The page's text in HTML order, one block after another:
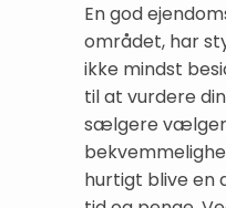
En god
området, har
ikke mindst
til at vurdere
sælgere
hurtigt blive en